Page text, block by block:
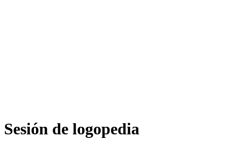
Sesión de logopedia